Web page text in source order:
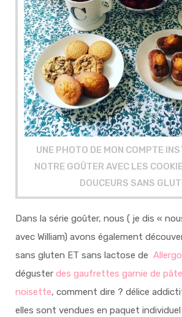
UNE PHOTO DE MON COMPTE
NOTRE GOÛTER AVEC LES
DOUCEURS SANS
Dans la série goûter, nous ( je dis «
avec William) avons également
sans gluten ET sans lactose de Allergo
déguster des gaufrettes garnie de
noisette, comment dire ? délice
elles sont vendues en paquet